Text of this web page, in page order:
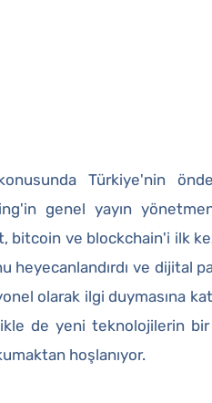
Türkiye'nin
genel yayın
ve blockchain'i ilk
ve dijital
olarak ilgi duymasına
de yeni teknolojilerin
hoşlanıyor.